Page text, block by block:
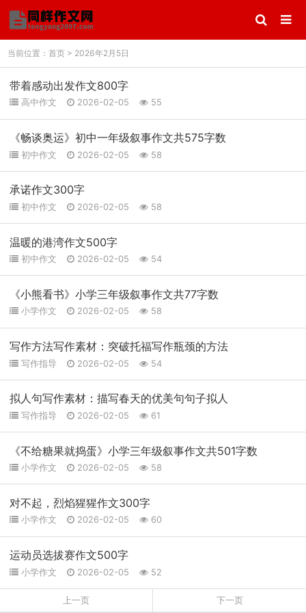
当前位置： 首页> 2026年2月5日
带着感动出发作文800字
高中作文 2026-02-05 55
《畅谈奥运》初中一年级叙事作文共575字数
初中作文 2026-02-05 58
承诺作文300字
初中作文 2026-02-05 58
温暖的港湾作文500字
初中作文 2026-02-05 54
《小熊看书》小学三年级叙事作文共77字数
小学作文 2026-02-05 58
写作方法写作素材：突破托福写作瓶颈的方法
写作指导 2026-02-05 54
拟人句写作素材：描写春天的优美句句子拟人
写作指导 2026-02-05 61
《不给糖果就捣蛋》小学三年级叙事作文共501字数
小学作文 2026-02-05 58
对不起，烈焰猩猩作文300字
小学作文 2026-02-05 60
运动员选拔赛作文500字
小学作文 2026-02-05 52
上一页 下一页